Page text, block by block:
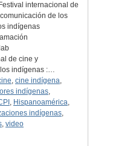
internacional de
de los
indígenas
de cine y
indígenas :…
, cine indígena,
indígenas,
, Hispanoamérica,
indígenas,
, video